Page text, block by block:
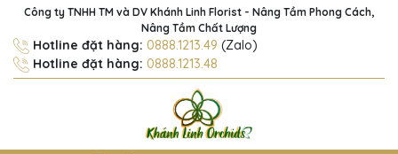
Công ty TNHH TM và DV Khánh Linh Florist - Nâng Tầm Phong Cách,
Nâng Tầm Chất Lượng
Hotline đặt hàng: 0888.1213.49 (Zalo)
Hotline đặt hàng: 0888.1213.48